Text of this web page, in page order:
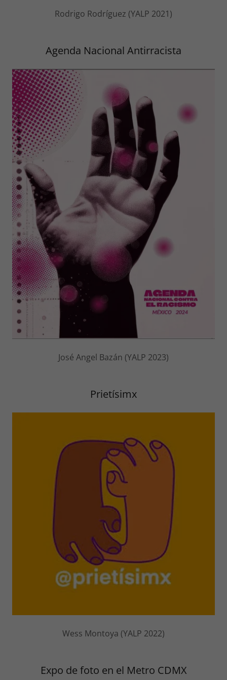
Rodrigo Rodríguez (YALP 2021)
Agenda Nacional Antirracista
José Angel Bazán (YALP 2023)
Prietísimx
Wess Montoya (YALP 2022)
Expo de foto en el Metro CDMX